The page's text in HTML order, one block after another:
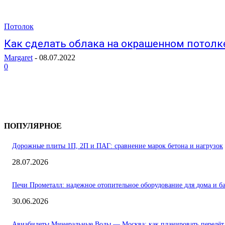
Потолок
Как сделать облака на окрашенном
Margaret - 08.07.2022
0
ПОПУЛЯРНОЕ
Дорожные плиты 1П, 2П и ПАГ: сравнение марок бетона и нагрузок
28.07.2026
Печи Прометалл: надежное отопительное оборудование для дома и
30.06.2026